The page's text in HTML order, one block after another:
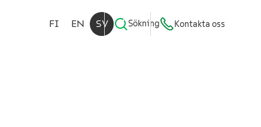
FI EN SV Sökning Kontakta oss